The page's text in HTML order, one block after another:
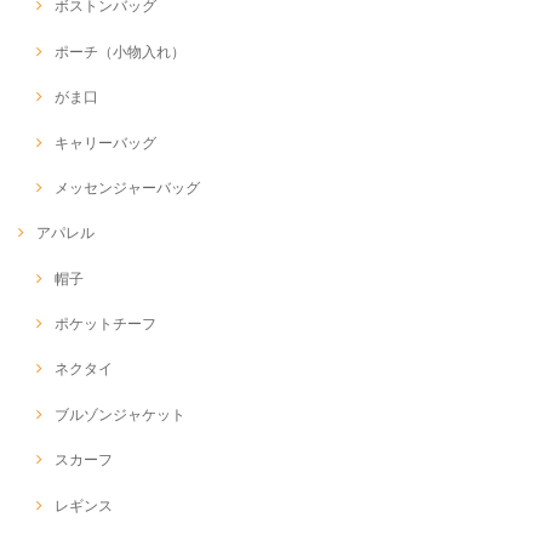
ボストンバッグ
ポーチ（小物入れ）
がま口
キャリーバッグ
メッセンジャーバッグ
アパレル
帽子
ポケットチーフ
ネクタイ
ブルゾンジャケット
スカーフ
レギンス